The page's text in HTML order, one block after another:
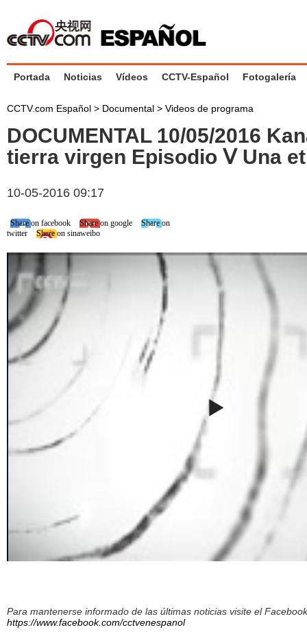
Portada Noticias Vídeos CCTV-Español Fotogalería
CCTV.com Español > Documental > Videos de programa
DOCUMENTAL 10/05/2016
tierra virgen Episodio Ⅴ Una
10-05-2016 09:17
Share on facebook Share on google
Share on
twitter
Share on sinaweibo
Para mantenerse informado de las últimas noticias visite el
https://www.facebook.com/cctvenespanol